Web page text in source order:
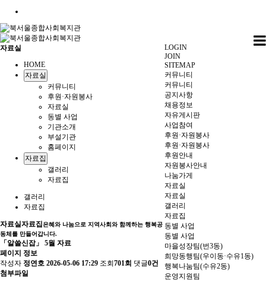
LOGIN
JOIN
SITEMAP
커뮤니티
커뮤니티
공지사항
채용정보
자유게시판
사업참여
후원·자원봉사
후원·자원봉사
후원안내
자원봉사안내
나눔가게
자료실
자료실
갤러리
자료집
동별 사업
동별 사업
마을성장팀(번3동)
희망동행팀(우이동·수유1동)
행복나눔팀(수유2동)
운영지원팀
자료실
HOME
자료실
커뮤니티
후원·자원봉사
자료실
동별 사업
기관소개
부설기관
홈페이지
자료집
갤러리
자료집
갤러리
자료집
자료실자료집은혜와 나눔으로 지역사회와 함께하는 행복공
동체를 만들어갑니다.
「알쓸신잡」 5월 자료
페이지 정보
작성자 정연호 2026-05-06 17:29 조회 701회 댓글0건
첨부파일